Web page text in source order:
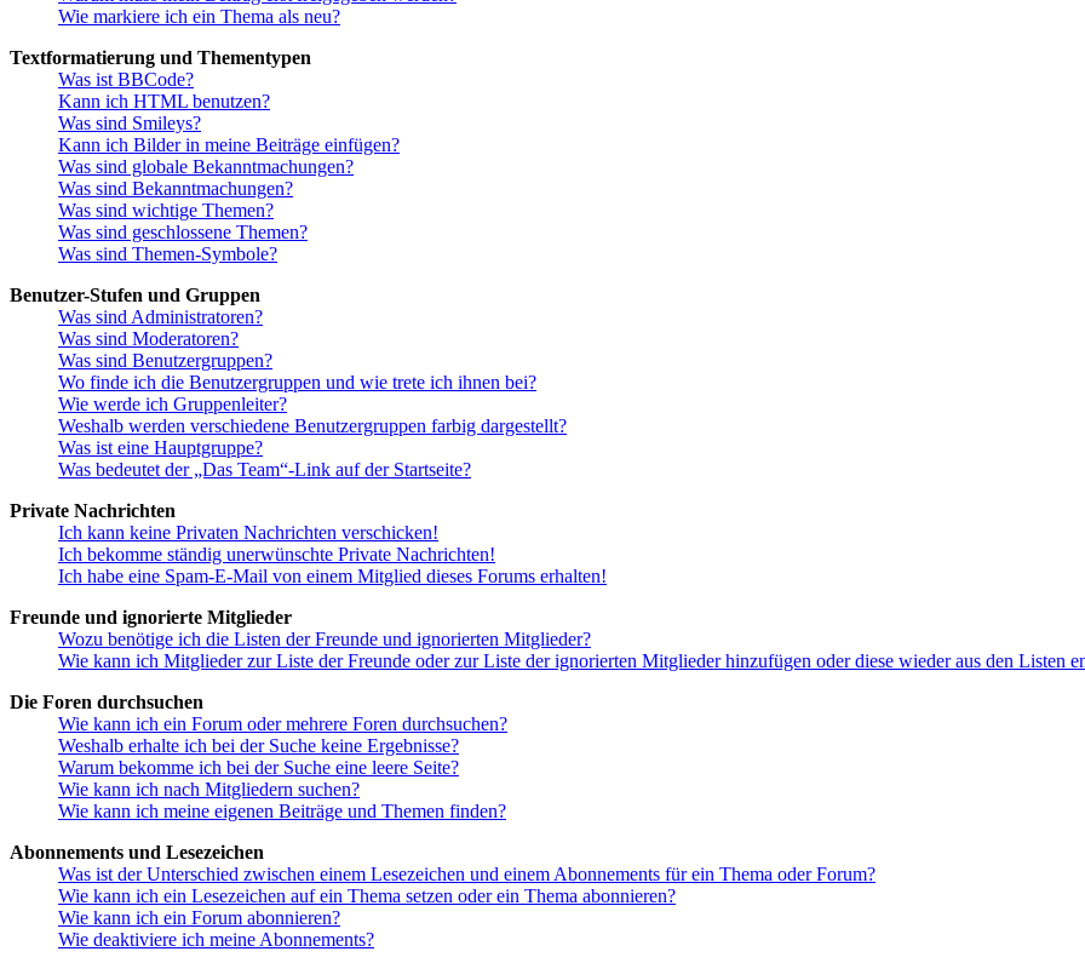
Wie markiere ich ein Thema als neu?
Textformatierung und Thementypen
Was ist BBCode?
Kann ich HTML benutzen?
Was sind Smileys?
Kann ich Bilder in meine Beiträge einfügen?
Was sind globale Bekanntmachungen?
Was sind Bekanntmachungen?
Was sind wichtige Themen?
Was sind geschlossene Themen?
Was sind Themen-Symbole?
Benutzer-Stufen und Gruppen
Was sind Administratoren?
Was sind Moderatoren?
Was sind Benutzergruppen?
Wo finde ich die Benutzergruppen und wie trete ich ihnen bei?
Wie werde ich Gruppenleiter?
Weshalb werden verschiedene Benutzergruppen farbig dargestellt?
Was ist eine Hauptgruppe?
Was bedeutet der „Das Team“-Link auf der Startseite?
Private Nachrichten
Ich kann keine Privaten Nachrichten verschicken!
Ich bekomme ständig unerwünschte Private Nachrichten!
Ich habe eine Spam-E-Mail von einem Mitglied dieses Forums erhalten!
Freunde und ignorierte Mitglieder
Wozu benötige ich die Listen der Freunde und ignorierten Mitglieder?
Wie kann ich Mitglieder zur Liste der Freunde oder zur Liste der ignorierten Mitglieder hinzufügen oder diese wieder aus den Listen
Die Foren durchsuchen
Wie kann ich ein Forum oder mehrere Foren durchsuchen?
Weshalb erhalte ich bei der Suche keine Ergebnisse?
Warum bekomme ich bei der Suche eine leere Seite?
Wie kann ich nach Mitgliedern suchen?
Wie kann ich meine eigenen Beiträge und Themen finden?
Abonnements und Lesezeichen
Was ist der Unterschied zwischen einem Lesezeichen und einem Abonnements für ein Thema oder Forum?
Wie kann ich ein Lesezeichen auf ein Thema setzen oder ein Thema abonnieren?
Wie kann ich ein Forum abonnieren?
Wie deaktiviere ich meine Abonnements?